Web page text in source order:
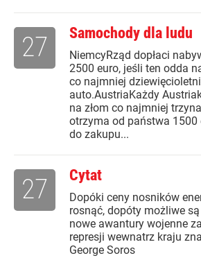
Samochody dla ludu
NiemcyRząd dopłaci
2500 euro, jeśli ten odda
co najmniej
auto.AustriaKażdy
na złom co najmniej
otrzyma od państwa 1500
do zakupu...
27
Cytat
Dopóki ceny nosników
rosnąć, dopóty możliwe
nowe awantury wojenne
represji wewnatrz kraju
George Soros
27